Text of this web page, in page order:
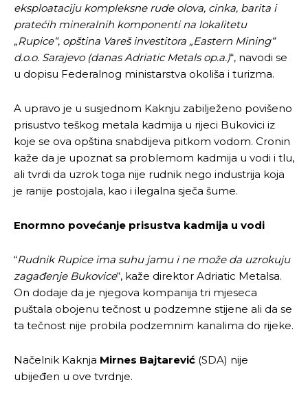
Pusti priču da živi!
Pusti priču da živi!
eksploataciju kompleksne rude olova, cinka, barita i
pratećih mineralnih komponenti na lokalitetu
„Rupice“, opština Vareš investitora „Eastern Mining“
d.o.o. Sarajevo (danas Adriatic Metals op.a.)“, navodi se
u dopisu Federalnog ministarstva okoliša i turizma.
A upravo je u susjednom Kaknju zabilježeno povišeno
prisustvo teškog metala kadmija u rijeci Bukovici iz
koje se ova opština snabdijeva pitkom vodom. Cronin
kaže da je upoznat sa problemom kadmija u vodi i tlu,
ali tvrdi da uzrok toga nije rudnik nego industrija koja
je ranije postojala, kao i ilegalna sječa šume.
Enormno povećanje prisustva kadmija u vodi
“Rudnik Rupice ima suhu jamui ne može da uzrokuju
zagađenje Bukovice“, kaže direktor Adriatic Metalsa.
On dodaje da je njegova kompanija tri mjeseca
puštala obojenu tečnost u podzemne stijene ali da se
ta tečnost nije probila podzemnim kanalima do rijeke.
Načelnik Kaknja Mirnes Bajtarević (SDA) nije
ubijeđen u ove tvrdnje.